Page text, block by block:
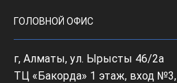
ГОЛОВНОЙ ОФИС
г, Алматы, ул. Ырысты 46/2а
ТЦ «Бакорда» 1 этаж, вход №3,